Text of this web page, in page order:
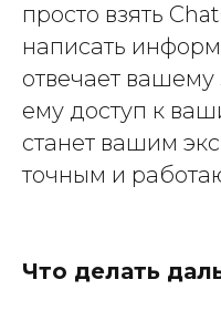
просто взять
написать
отвечает вашему
ему доступ к
станет вашим
точным и
Что делать